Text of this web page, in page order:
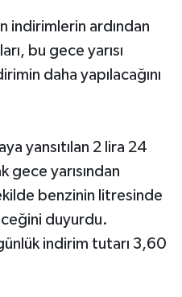
indirimlerin ardından
bu gece yarısı
daha yapılacağını
yansıtılan 2 lira 24
gece yarısından
benzinin litresinde
duyurdu.
indirim tutarı 3,60